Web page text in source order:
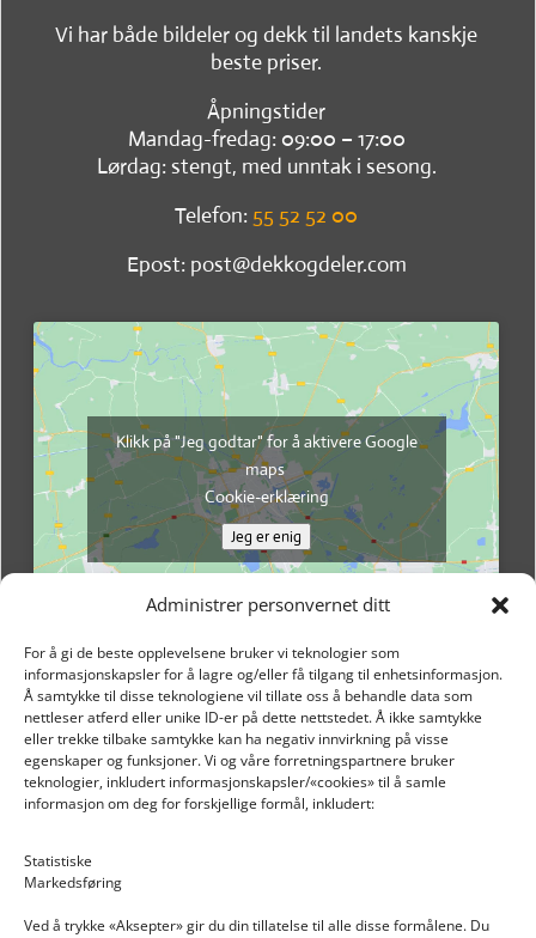
Administrer personvernet ditt
For å gi de beste opplevelsene bruker vi teknologier som
informasjonskapsler for å lagre og/eller få tilgang til enhetsinformasjon.
Å samtykke til disse teknologiene vil tillate oss å behandle data som
nettleser atferd eller unike ID-er på dette nettstedet. Å ikke samtykke
eller trekke tilbake samtykke kan ha negativ innvirkning på visse
egenskaper og funksjoner. Vi og våre forretningspartnere bruker
teknologier, inkludert informasjonskapsler/«cookies» til å samle
informasjon om deg for forskjellige formål, inkludert:
Statistiske
Markedsføring
Ved å trykke «Aksepter» gir du din tillatelse til alle disse formålene. Du
Vi har både bildeler og dekk til landets kanskje
beste priser.
Åpningstider
Mandag-fredag: 09:00 – 17:00
Lørdag: stengt, med unntak i sesong.
Telefon: 55 52 52 00
Epost: post@dekkogdeler.com
Klikk på "Jeg godtar" for å aktivere Google
maps
Cookie-erklæring
Jeg er enig